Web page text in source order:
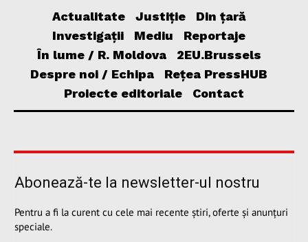
Actualitate Justiție
Din țară
Investigații
Mediu
Reportaje
În lume / R. Moldova
2EU.Brussels
Despre noi / Echipa
Rețea PressHUB
Proiecte editoriale
Contact
Abonează-te la newsletter-ul nostru
Pentru a fi la curent cu cele mai recente știri, oferte și anunțuri
speciale.